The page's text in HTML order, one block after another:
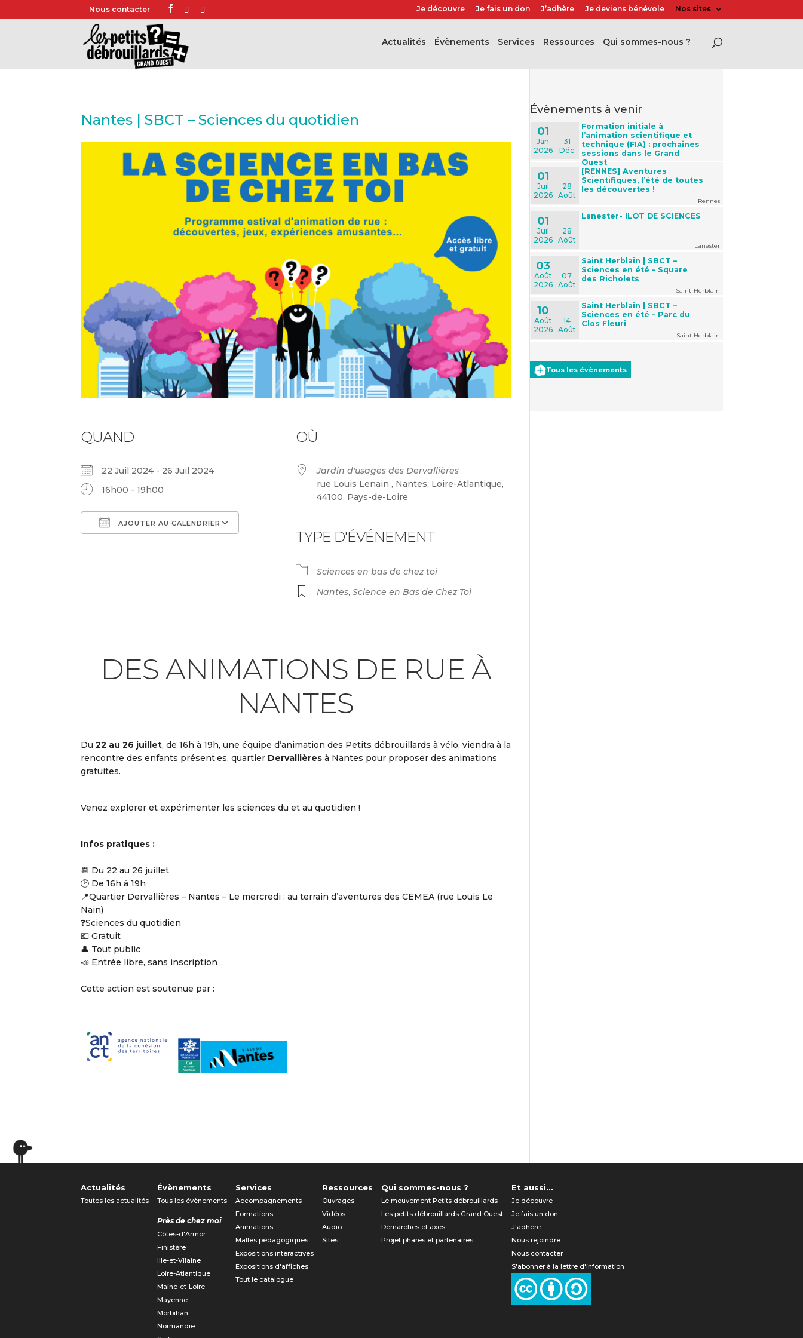
Nous contacter Je découvre Je fais un don J’adhère Je deviens bénévole Nos sites
Actualités évènements Services Ressources Qui sommes-nous ?
Nantes | SBCT – Sciences du quotidien
QUAND
22 Juil 2024 - 26 Juil 2024
16h00 - 19h00
AJOUTER AU CALENDRIER
Calendrier Google iCalendar
OÙ
Jardin d'usages des Dervallières
rue Louis Lenain , Nantes, Loire-Atlantique,
44100, Pays-de-Loire
TYPE D'ÉVÉNEMENT
Sciences en bas de chez toi
Nantes, Science en Bas de Chez Toi
DES ANIMATIONS DE RUE À
NANTES
Du 22 au 26 juillet, de 16h à 19h, une équipe d’animation des Petits débrouillards à vélo, viendra à la
rencontre des enfants présent·es, quartier Dervallières à Nantes pour proposer des animations
gratuites.
Venez explorer et expérimenter les sciences du et au quotidien !
Infos pratiques :
📆 Du 22 au 26 juillet
🕑 De 16h à 19h
📍Quartier Dervallières – Nantes – Le mercredi : au terrain d’aventures des CEMEA (rue Louis Le
Nain)
❓Sciences du quotidien
💶 Gratuit
👤 Tout public
📣 Entrée libre, sans inscription
Cette action est soutenue par :
évènements à venir
01
Jan
2026
31
Déc
Formation initiale à
l’animation scientifique et
technique (FIA) : prochaines
sessions dans le Grand
Ouest
01
Juil
2026
28
Août
[RENNES] Aventures
Scientifiques, l’été de toutes
les découvertes !
Rennes
01
Juil
2026
28
Août
Lanester- ILOT DE SCIENCES
Lanester
03
Août
2026
07
Août
Saint Herblain | SBCT –
Sciences en été – Square
des Richolets
Saint-Herblain
10
Août
2026
14
Août
Saint Herblain | SBCT –
Sciences en été – Parc du
Clos Fleuri
Saint Herblain
Tous les évènements
Actualités
Toutes les actualités
Évènements
Tous les évènements
Près de chez moi
Côtes-d'Armor
Finistère
Ille-et-Vilaine
Loire-Atlantique
Maine-et-Loire
Mayenne
Morbihan
Normandie
Services
Accompagnements
Formations
Animations
Malles pédagogiques
Expositions interactives
Expositions d'affiches
Tout le catalogue
Ressources
Ouvrages
Vidéos
Audio
Sites
Qui sommes-nous ?
Le mouvement Petits débrouillards
Les petits débrouillards Grand Ouest
Démarches et axes
Projet phares et partenaires
Et aussi...
Je découvre
Je fais un don
J'adhère
Nous rejoindre
Nous contacter
S'abonner à la lettre d'information